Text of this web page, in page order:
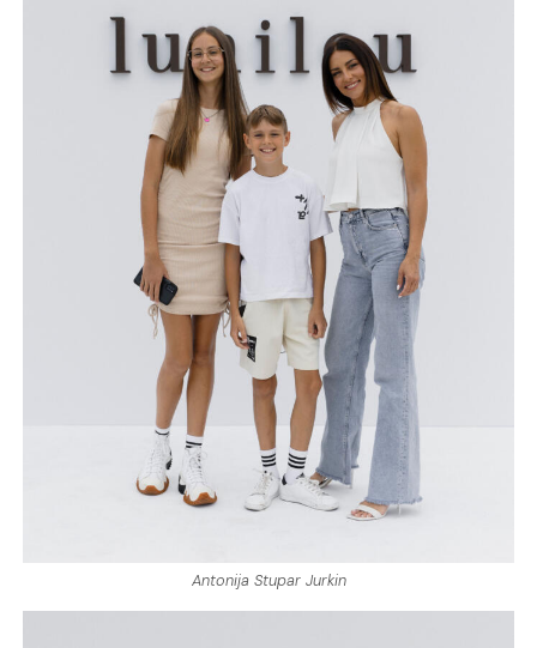
Antonija Stupar Jurkin